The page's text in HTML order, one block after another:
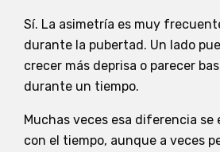
Sí. La asimetría es muy
durante la pubertad. Un lado
crecer más deprisa o parecer
durante un tiempo.
Muchas veces esa diferencia se
con el tiempo, aunque a veces